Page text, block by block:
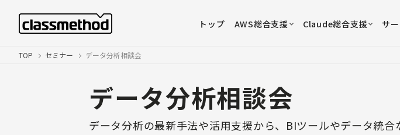
トップ AWS総合支援 Claude総合支援 サ
TOP セミナー データ分析相談会
データ分析相談会
データ分析の最新手法や活用支援から、BIツールやデータ統